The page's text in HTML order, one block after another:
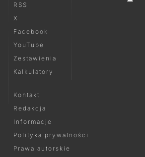
RSS
X
Facebook
YouTube
Zestawienia
Kalkulatory
Kontakt
Redakcja
Informacje
Polityka prywatności
Prawa autorskie